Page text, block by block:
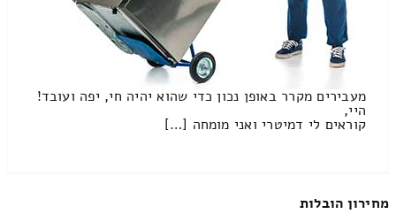
מעבירים מקרר באופן נכון כדי שהוא יהיה חי, יפה ועובד!
היי,
קוראים לי דמיטרי ואני מומחה […]
מחירון הובלות